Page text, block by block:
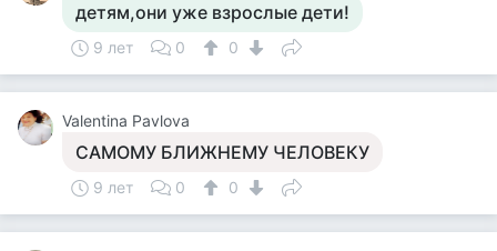
детям,они уже взрослые дети!
9 лет 0 0
Valentina Pavlova
САМОМУ БЛИЖНЕМУ ЧЕЛОВЕКУ
9 лет 0 0